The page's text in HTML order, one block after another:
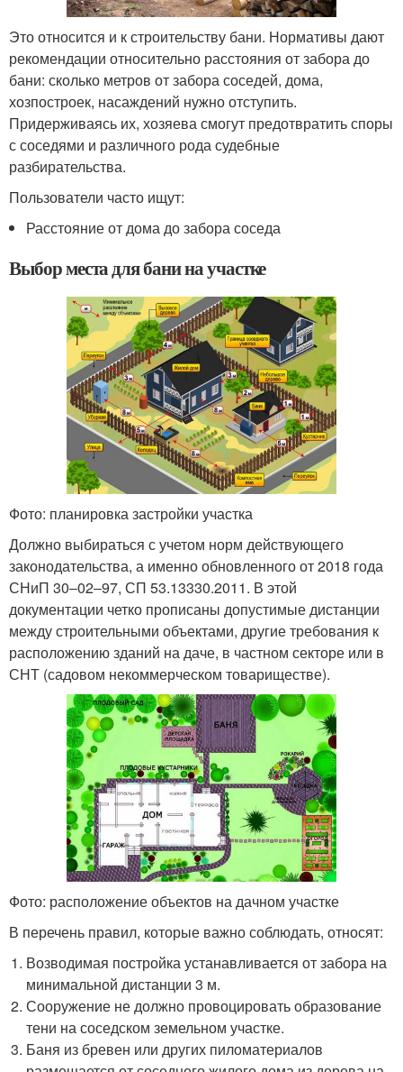
Это относится и к строительству бани. Нормативы дают
рекомендации относительно расстояния от забора до
бани: сколько метров от забора соседей, дома,
хозпостроек, насаждений нужно отступить.
Придерживаясь их, хозяева смогут предотвратить споры
с соседями и различного рода судебные
разбирательства.
Пользователи часто ищут:
Расстояние от дома до забора соседа
Выбор места для бани на участке
Фото: планировка застройки участка
Должно выбираться с учетом норм действующего
законодательства, а именно обновленного от 2018 года
СНиП 30‒02‒97, СП 53.13330.2011. В этой
документации четко прописаны допустимые дистанции
между строительными объектами, другие требования к
расположению зданий на даче, в частном секторе или в
СНТ (садовом некоммерческом товариществе).
Фото: расположение объектов на дачном участке
В перечень правил, которые важно соблюдать, относят:
Возводимая постройка устанавливается от забора на
минимальной дистанции 3 м.
Сооружение не должно провоцировать образование
тени на соседском земельном участке.
Баня из бревен или других пиломатериалов